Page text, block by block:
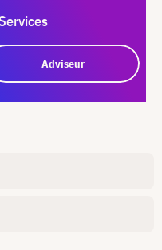
Adviseur